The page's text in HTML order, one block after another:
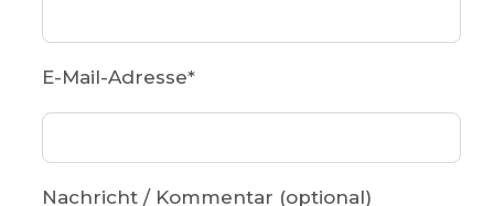
E-Mail-Adresse*
Nachricht / Kommentar (optional)